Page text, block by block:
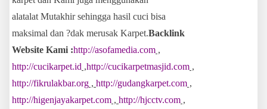
alatalat Mutakhir sehingga hasil cuci bisa
maksimal dan ?dak merusak Karpet.Backlink
Website Kami :http://asofamedia.com ,
http://cucikarpet.id ,http://cucikarpetmasjid.com ,
http://fikrulakbar.org , http://gudangkarpet.com ,
http://higenjayakarpet.com , http://hjcctv.com ,